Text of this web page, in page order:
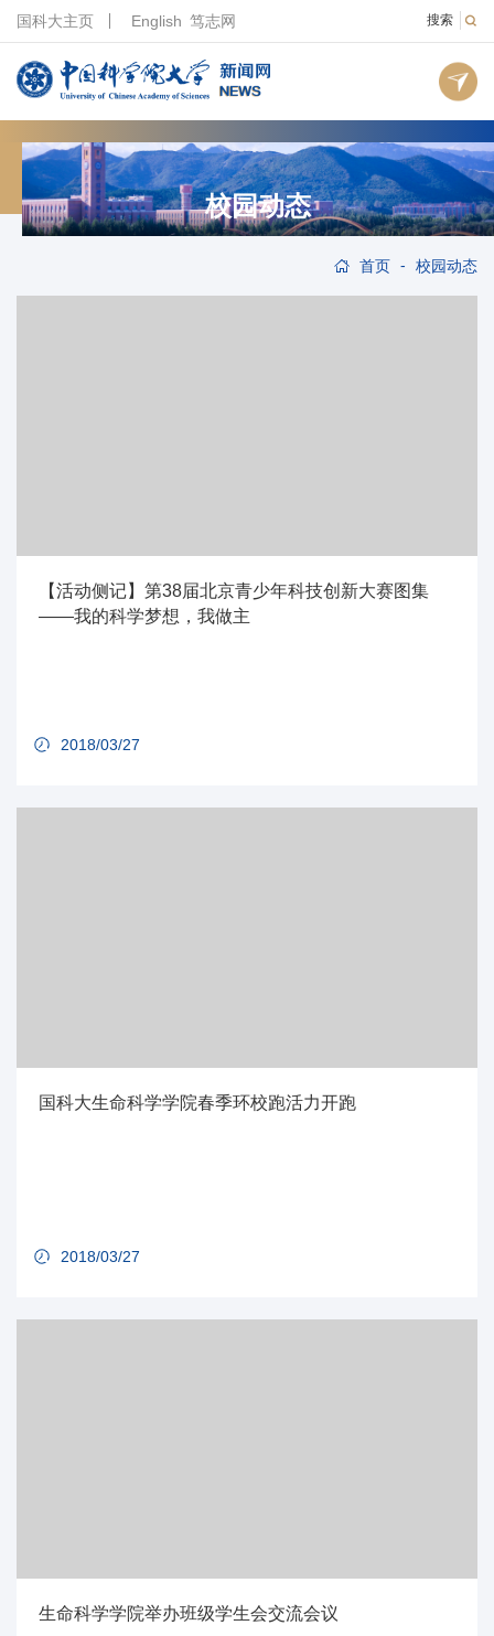
搜索
国科大主页 English 笃志网
校园动态
首页 - 校园动态
【活动侧记】第38届北京青少年科技创新大赛图集
——我的科学梦想，我做主
2018/03/27
国科大生命科学学院春季环校跑活力开跑
2018/03/27
生命科学学院举办班级学生会交流会议